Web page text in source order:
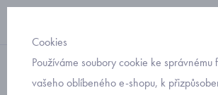
dlouhý rukáv
Cookies
Používáme soubory cookie ke správnému
vašeho oblíbeného e-shopu, k